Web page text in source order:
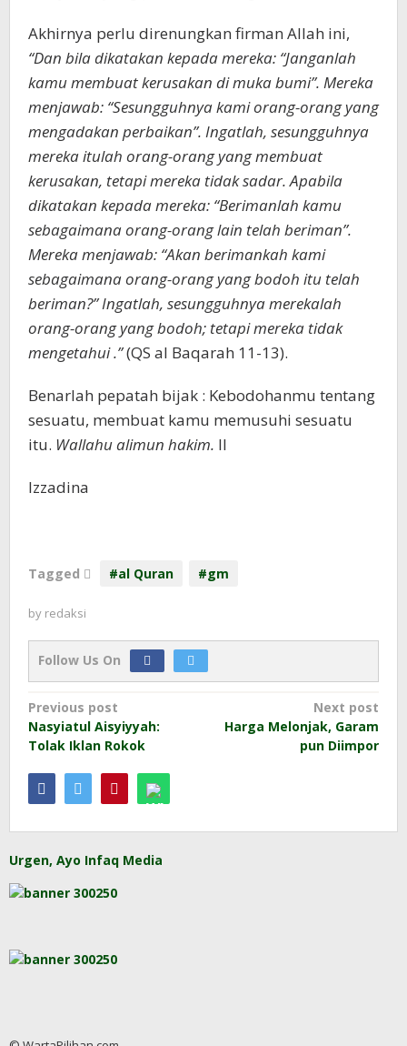
Akhirnya perlu direnungkan firman Allah ini,
“Dan bila dikatakan kepada mereka: “Janganlah
kamu membuat kerusakan di muka bumi”. Mereka
menjawab: “Sesungguhnya kami orang-orang yang
mengadakan perbaikan”. Ingatlah, sesungguhnya
mereka itulah orang-orang yang membuat
kerusakan, tetapi mereka tidak sadar. Apabila
dikatakan kepada mereka: “Berimanlah kamu
sebagaimana orang-orang lain telah beriman”.
Mereka menjawab: “Akan berimankah kami
sebagaimana orang-orang yang bodoh itu telah
beriman?” Ingatlah, sesungguhnya merekalah
orang-orang yang bodoh; tetapi mereka tidak
mengetahui .”(QS al Baqarah 11-13).
Benarlah pepatah bijak : Kebodohanmu tentang
sesuatu, membuat kamu memusuhi sesuatu
itu. Wallahu alimun hakim. II
Izzadina
Tagged #al Quran #gm
by redaksi
Follow Us On
Post
navigation
Previous post
Nasyiatul Aisyiyyah:
Tolak Iklan Rokok
Next post
Harga Melonjak, Garam
pun Diimpor
Urgen, Ayo Infaq Media